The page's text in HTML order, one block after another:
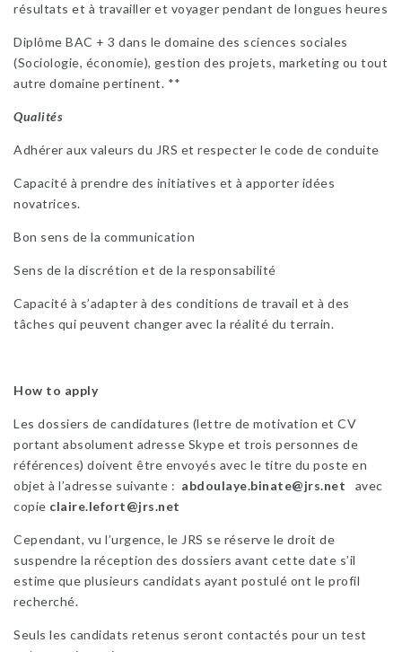
résultats et à travailler et voyager pendant de longues heures
Diplôme BAC + 3 dans le domaine des sciences sociales
(Sociologie, économie), gestion des projets, marketing ou tout
autre domaine pertinent. **
Qualités
Adhérer aux valeurs du JRS et respecter le code de conduite
Capacité à prendre des initiatives et à apporter idées
novatrices.
Bon sens de la communication
Sens de la discrétion et de la responsabilité
Capacité à s’adapter à des conditions de travail et à des
tâches qui peuvent changer avec la réalité du terrain.
How to apply
Les dossiers de candidatures (lettre de motivation et CV
portant absolument adresse Skype et trois personnes de
références) doivent être envoyés avec le titre du poste en
objet à l’adresse suivante : abdoulaye.binate@jrs.net
avec
copie claire.lefort@jrs.net
Cependant, vu l’urgence, le JRS se réserve le droit de
suspendre la réception des dossiers avant cette date s’il
estime que plusieurs candidats ayant postulé ont le profil
recherché.
Seuls les candidats retenus seront contactés pour un test